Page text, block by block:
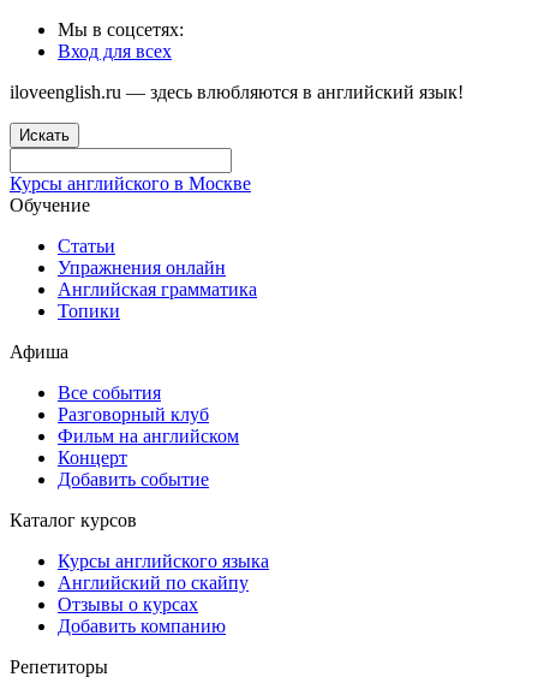
Мы в соцсетях:
Вход для всех
iloveenglish.ru — здесь влюбляются в английский язык!
Искать
Курсы английского в Москве
Обучение
Статьи
Упражнения онлайн
Английская грамматика
Топики
Афиша
Все события
Разговорный клуб
Фильм на английском
Концерт
Добавить событие
Каталог курсов
Курсы английского языка
Английский по скайпу
Отзывы о курсах
Добавить компанию
Репетиторы